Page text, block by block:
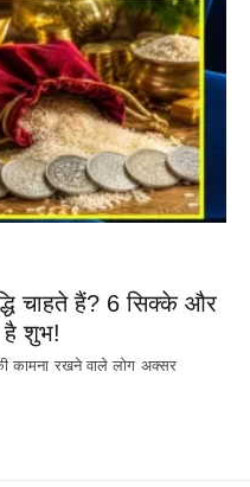
चाहते हैं? 6 सिक्के और
है शुभ!
कामना रखने वाले लोग अक्सर